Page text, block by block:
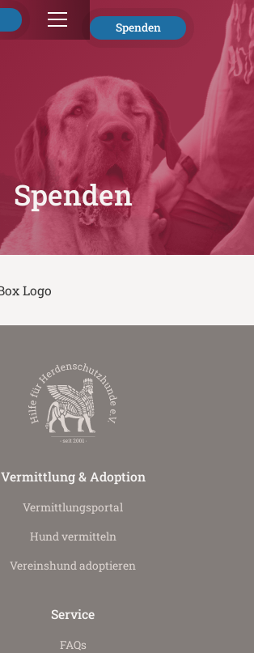
Spenden
Spenden
Vermittlung & Adoption
Vermittlungs­portal
Hund vermitteln
Vereinshund adoptieren
Service
FAQs